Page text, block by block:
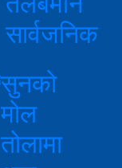
सार्वजनिक
सुनको
मोल
तोलामा